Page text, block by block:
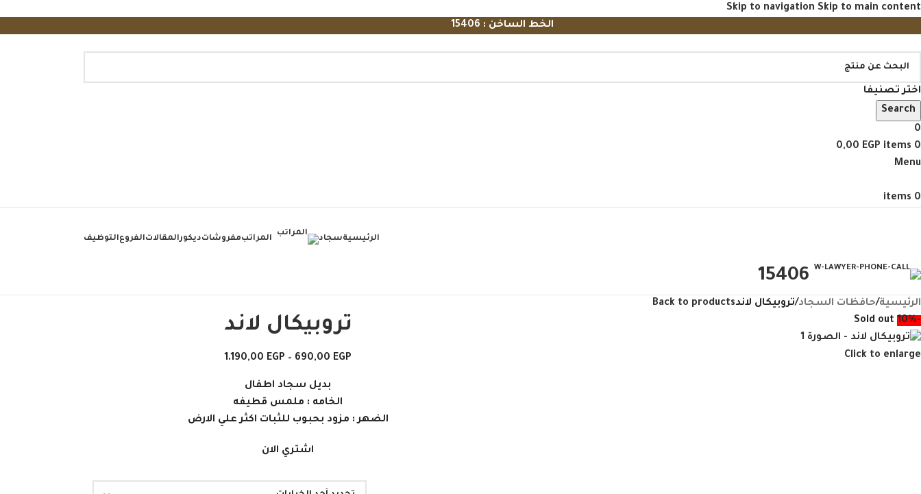
Skip to navigation Skip to main content
الخط الساخن : 15406
اختر تصنيفا
Search
0
0
items
0,00 EGP
Menu
0
items
الرئيسيةسجاد المراتبمفروشاتديكورالمقالاتالفروعالتوظيف
15406
الرئيسية/حافظات السجاد/تروبيكال لاندBack to products
-10%
Sold out
Click to enlarge
تروبيكال لاند
690,00 EGP
–
1.190,00 EGP
بديل سجاد اطفال
الخامه : ملمس قطيفه
الضهر : مزود بحبوب للثبات اكثر علي الارض
اشتري الان